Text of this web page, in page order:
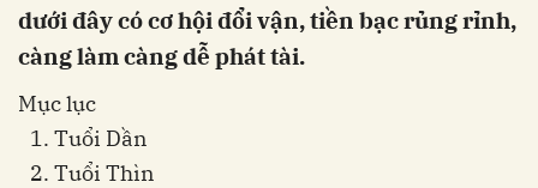
dưới đây có cơ hội đổi vận, tiền bạc rủng rỉnh,
càng làm càng dễ phát tài.
Mục lục
Tuổi Dần
Tuổi Thìn
Hủy Gửi